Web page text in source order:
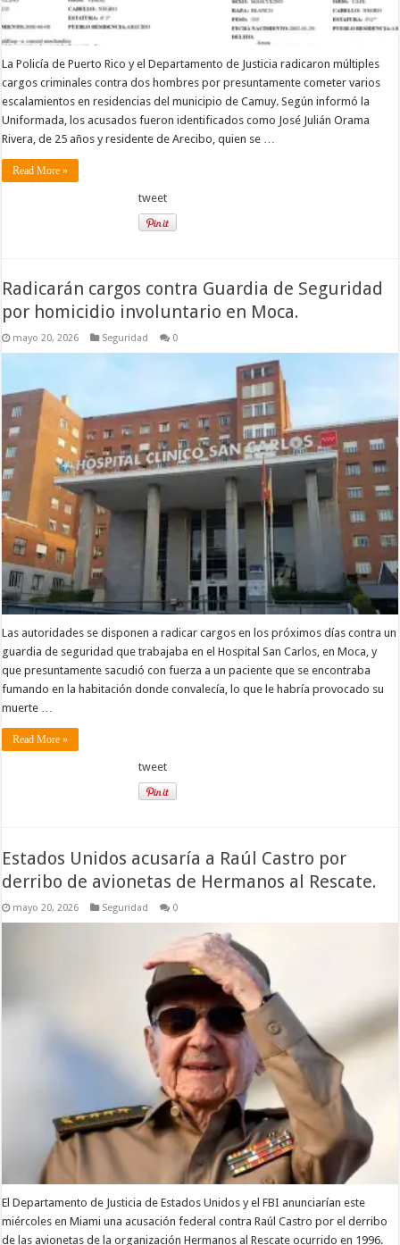
La Policía de Puerto Rico y el Departamento de Justicia radicaron múltiples
cargos criminales contra dos hombres por presuntamente cometer varios
escalamientos en residencias del municipio de Camuy. Según informó la
Uniformada, los acusados fueron identificados como José Julián Orama
Rivera, de 25 años y residente de Arecibo, quien se …
Read More »
tweet
Radicarán cargos contra Guardia de Seguridad
por homicidio involuntario en Moca.
mayo 20, 2026 Seguridad 0
Las autoridades se disponen a radicar cargos en los próximos días contra un
guardia de seguridad que trabajaba en el Hospital San Carlos, en Moca, y
que presuntamente sacudió con fuerza a un paciente que se encontraba
fumando en la habitación donde convalecía, lo que le habría provocado su
muerte …
Read More »
tweet
Estados Unidos acusaría a Raúl Castro por
derribo de avionetas de Hermanos al Rescate.
mayo 20, 2026 Seguridad 0
El Departamento de Justicia de Estados Unidos y el FBI anunciarían este
miércoles en Miami una acusación federal contra Raúl Castro por el derribo
de las avionetas de la organización Hermanos al Rescate ocurrido en 1996.